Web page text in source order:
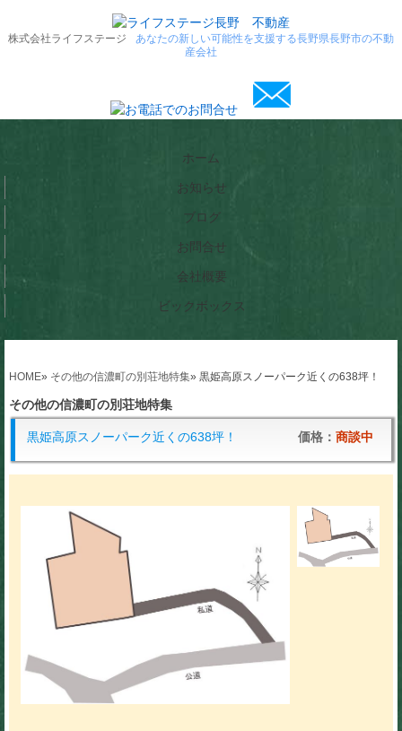
株式会社ライフステージ
あなたの新しい可能性を支援する長野県長野市の不動
産会社
ホーム
お知らせ
ブログ
お問合せ
会社概要
ビックボックス
HOME» その他の信濃町の別荘地特集» 黒姫高原スノーパーク近くの638坪！
その他の信濃町の別荘地特集
黒姫高原スノーパーク近くの638坪！ 価格：商談中